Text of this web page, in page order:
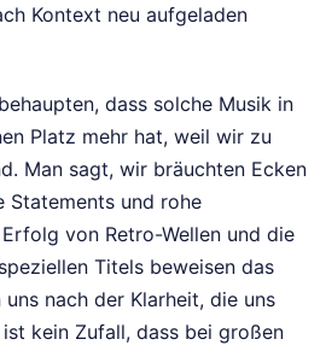
Kontext neu aufgeladen
dass solche Musik in
Platz mehr hat, weil wir zu
Man sagt, wir bräuchten Ecken
Statements und rohe
von Retro-Wellen und die
Titels beweisen das
uns nach der Klarheit, die uns
kein Zufall, dass bei großen